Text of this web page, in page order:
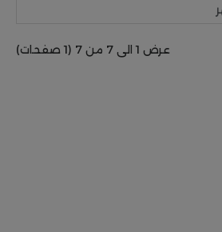
عرض 1 الى 7 من 7 (1 صفحات)